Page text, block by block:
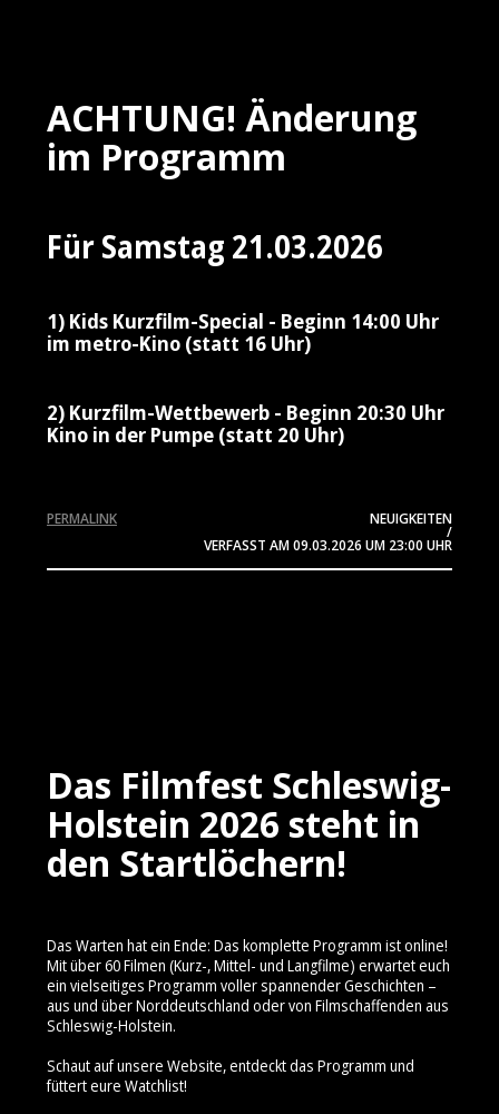
ACHTUNG! Änderung
im Programm
Für Samstag 21.03.2026
1) Kids Kurzfilm-Special - Beginn 14:00 Uhr
im metro-Kino (statt 16 Uhr)
2) Kurzfilm-Wettbewerb - Beginn 20:30 Uhr
Kino in der Pumpe (statt 20 Uhr)
NEUIGKEITEN
/
VERFASST AM09.03.2026 UM 23:00 UHR
PERMALINK
Das Filmfest Schleswig-
Holstein 2026 steht in
den Startlöchern!
Das Warten hat ein Ende: Das komplette Programm ist online!
Mit über 60 Filmen (Kurz-, Mittel- und Langfilme) erwartet euch
ein vielseitiges Programm voller spannender Geschichten –
aus und über Norddeutschland oder von Filmschaffenden aus
Schleswig-Holstein.
Schaut auf unsere Website, entdeckt das Programm und
füttert eure Watchlist!